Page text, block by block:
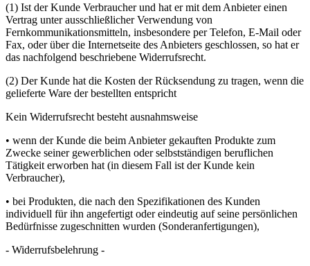
(1) Ist der Kunde Verbraucher und hat er mit dem Anbieter einen
Vertrag unter ausschließlicher Verwendung von
Fernkommunikationsmitteln, insbesondere per Telefon, E-Mail oder
Fax, oder über die Internetseite des Anbieters geschlossen, so hat er
das nachfolgend beschriebene Widerrufsrecht.
(2) Der Kunde hat die Kosten der Rücksendung zu tragen, wenn die
gelieferte Ware der bestellten entspricht
Kein Widerrufsrecht besteht ausnahmsweise
• wenn der Kunde die beim Anbieter gekauften Produkte zum
Zwecke seiner gewerblichen oder selbstständigen beruflichen
Tätigkeit erworben hat (in diesem Fall ist der Kunde kein
Verbraucher),
• bei Produkten, die nach den Spezifikationen des Kunden
individuell für ihn angefertigt oder eindeutig auf seine persönlichen
Bedürfnisse zugeschnitten wurden (Sonderanfertigungen),
- Widerrufsbelehrung -